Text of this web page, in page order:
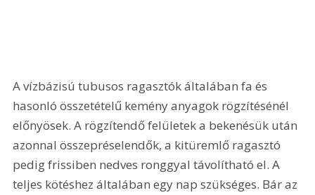
A vízbázisú tubusos ragasztók általában fa és
hasonló összetételű kemény anyagok rögzítésénél
előnyösek. A rögzítendő felületek a bekenésük után
azonnal összepréselendők, a kitüremlő ragasztó
pedig frissiben nedves ronggyal távolítható el. A
teljes kötéshez általában egy nap szükséges. Bár az